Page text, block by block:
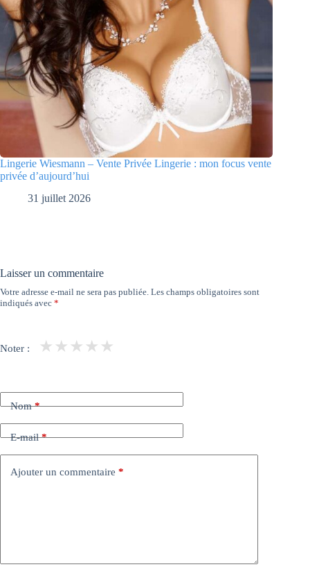
Lingerie Wiesmann – Vente Privée Lingerie : mon focus vente
privée d’aujourd’hui
31 juillet 2026
Laisser un commentaire
Votre adresse e-mail ne sera pas publiée. Les champs obligatoires sont
indiqués avec *
Noter : ★
★
★
★
★
Nom*
E-mail*
Ajouter un commentaire *